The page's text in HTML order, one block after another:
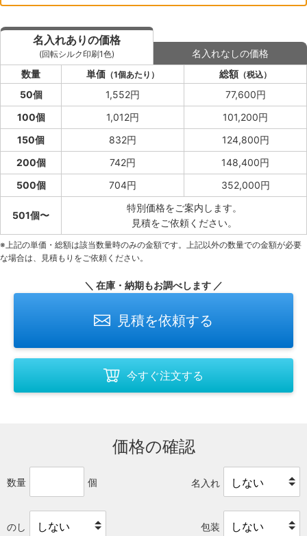
名入れありの価格
(回転シルク印刷1色)
名入れなしの価格
数量
単価 （1個あたり） 総額 （税込）
50個 1,552円
77,600円
100個
1,012円
101,200円
150個
832円
124,800円
200個
742円
148,400円
500個
704円 352,000円
501個〜
特別価格をご案内します。
見積をご依頼ください。
※上記の単価・総額は該当数量時のみの金額です。上記以外の数量での金額が必要
な場合は、見積もりをご依頼ください。
＼ 在庫・納期もお調べします ／
見積を依頼する
今すぐ注文する
価格の確認
数量 個 名入れ
のし 包装